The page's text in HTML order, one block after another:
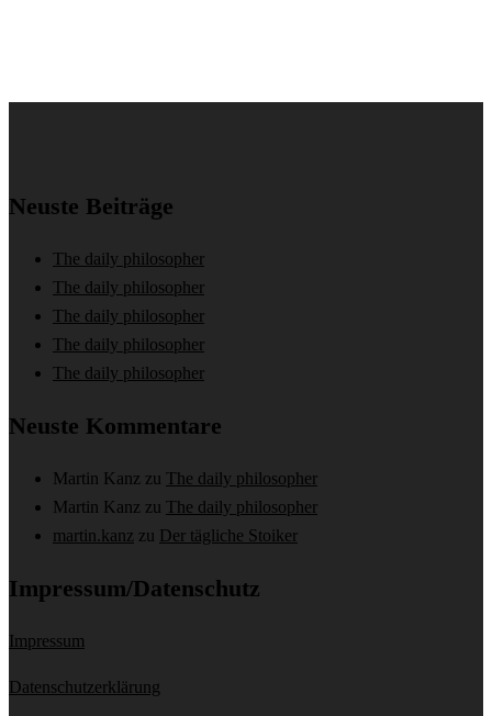
Neuste Beiträge
The daily philosopher
The daily philosopher
The daily philosopher
The daily philosopher
The daily philosopher
Neuste Kommentare
Martin Kanz zu The daily philosopher
Martin Kanz zu The daily philosopher
martin.kanz zu Der tägliche Stoiker
Impressum/Datenschutz
Impressum
Datenschutzerklärung